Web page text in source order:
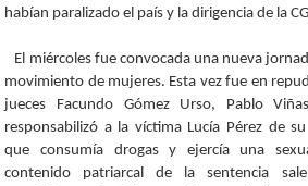
habían paralizado el país y la dirigencia de la
El miércoles fue convocada una nueva
movimiento de mujeres. Esta vez fue en
jueces Facundo Gómez Urso, Pablo
responsabilizó a la víctima Lucía Pérez de
que consumía drogas y ejercía una
contenido patriarcal de la sentencia